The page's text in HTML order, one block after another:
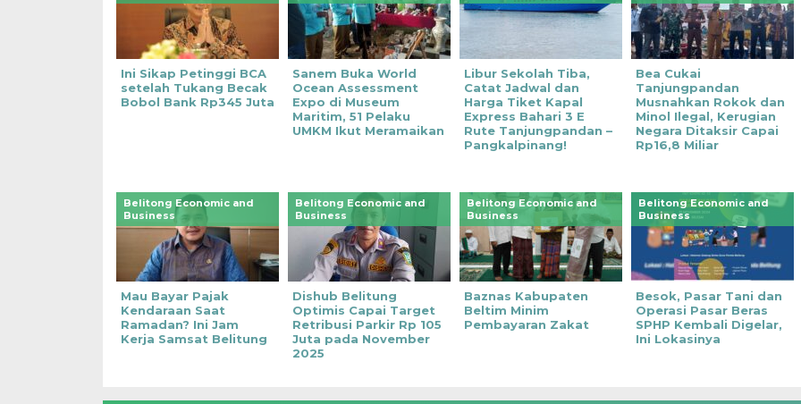
Ini Sikap Petinggi BCA
setelah Tukang Becak
Bobol Bank Rp345 Juta
Sanem Buka World
Ocean Assessment
Expo di Museum
Maritim, 51 Pelaku
UMKM Ikut Meramaikan
Libur Sekolah Tiba,
Catat Jadwal dan
Harga Tiket Kapal
Express Bahari 3 E
Rute Tanjungpandan –
Pangkalpinang!
Bea Cukai
Tanjungpandan
Musnahkan Rokok dan
Minol Ilegal, Kerugian
Negara Ditaksir Capai
Rp16,8 Miliar
Belitong Economic and
Business
Mau Bayar Pajak
Kendaraan Saat
Ramadan? Ini Jam
Kerja Samsat Belitung
Belitong Economic and
Business
Dishub Belitung
Optimis Capai Target
Retribusi Parkir Rp 105
Juta pada November
2025
Belitong Economic and
Business
Baznas Kabupaten
Beltim Minim
Pembayaran Zakat
Belitong Economic and
Business
Besok, Pasar Tani dan
Operasi Pasar Beras
SPHP Kembali Digelar,
Ini Lokasinya